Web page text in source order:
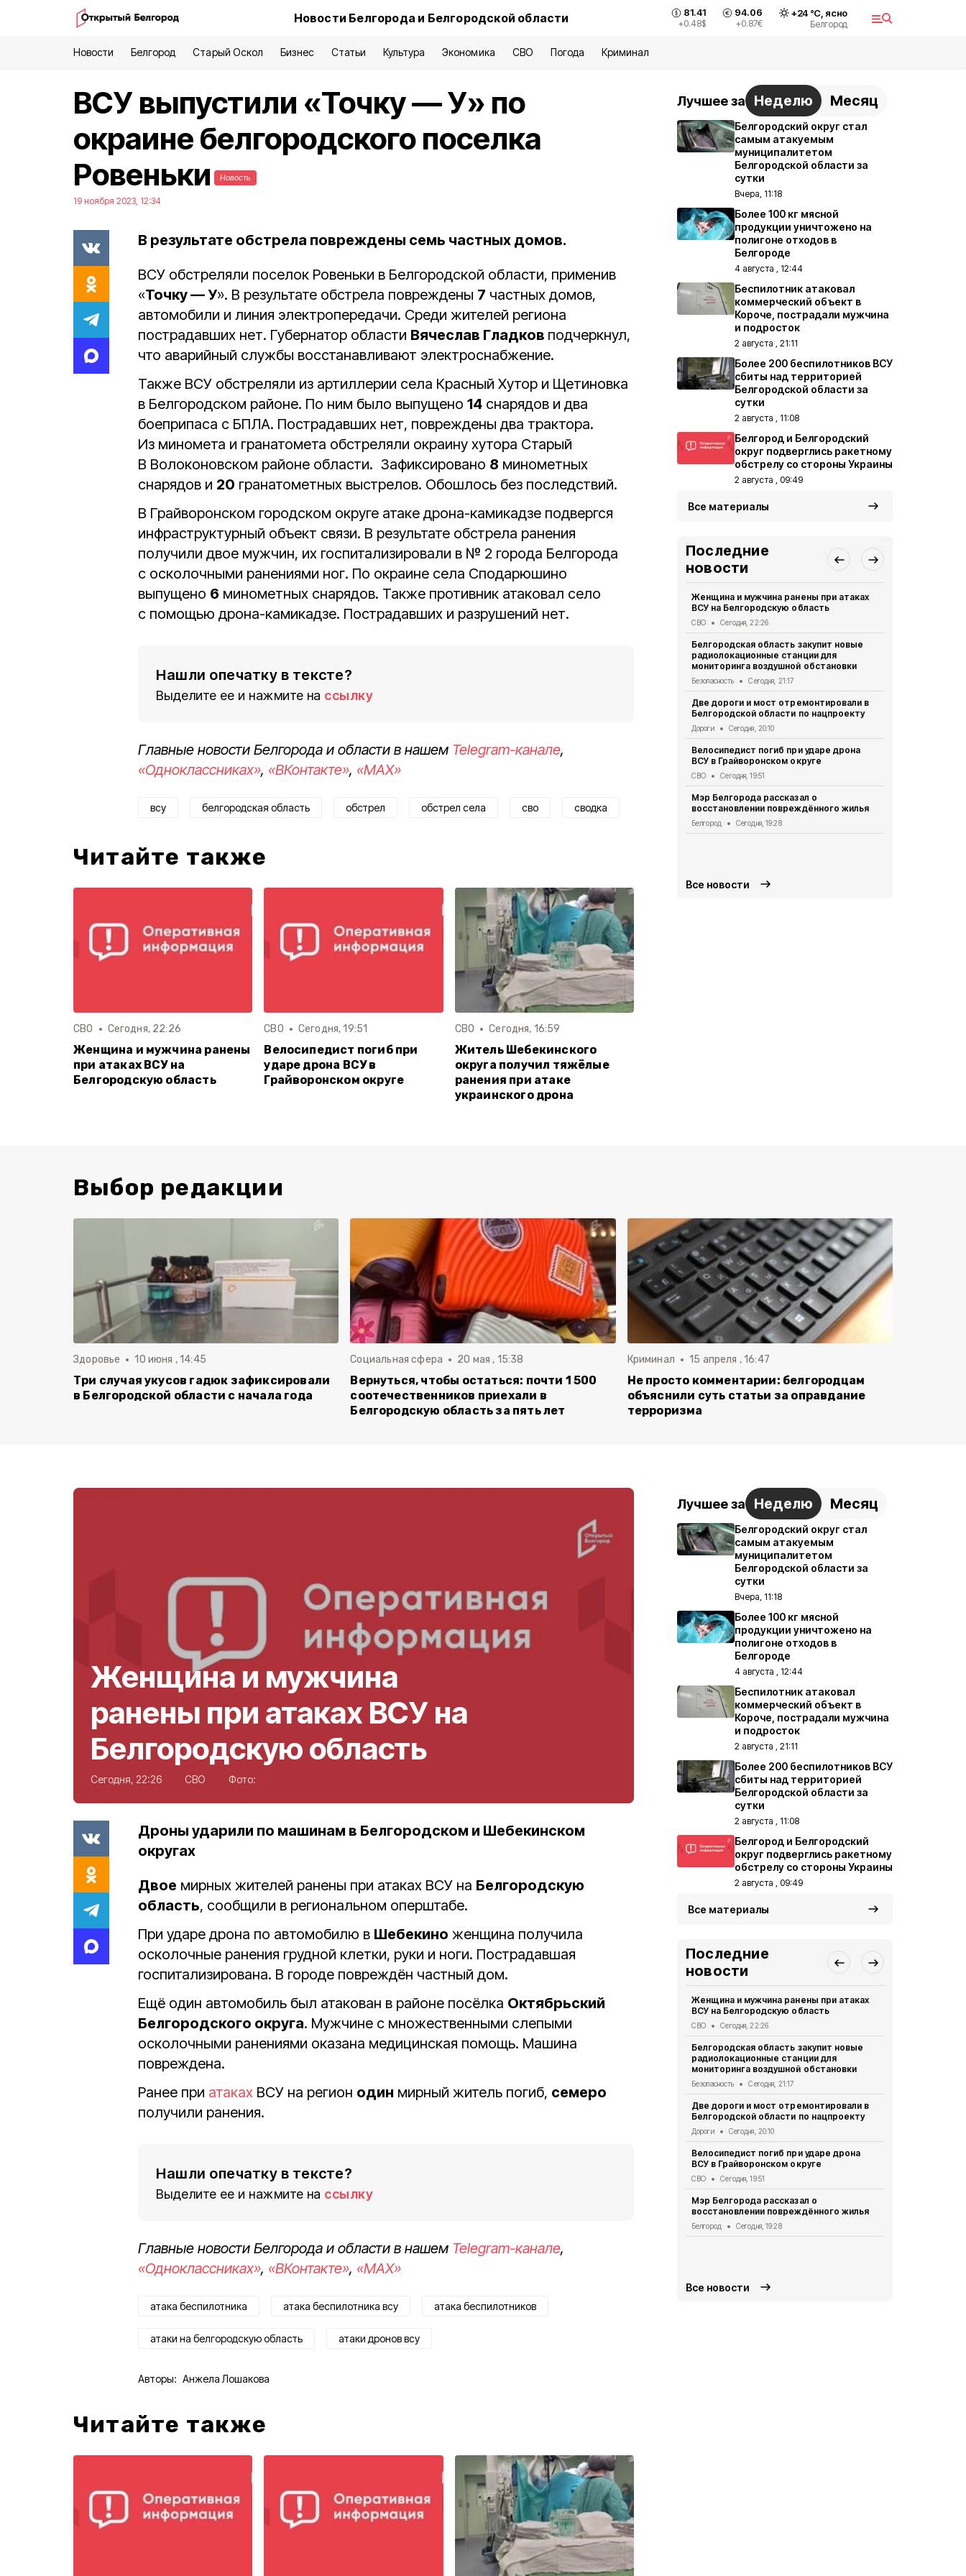
Новости Белгорода и Белгородской области 81.41
+0.48$
94.06
+0.87€
+24°С, ясно
Белгород
Новости Белгород Старый Оскол Бизнес Статьи Культура Экономика СВО Погода Криминал
ВСУ выпустили «Точку — У» по
окраине белгородского поселка
Ровеньки
Новость
19 ноября 2023, 12:34
В результате обстрела повреждены семь частных домов.
ВСУ обстреляли поселок Ровеньки в Белгородской области, применив
«Точку — У». В результате обстрела повреждены 7 частных домов,
автомобили и линия электропередачи. Среди жителей региона
пострадавших нет. Губернатор области Вячеслав Гладков подчеркнул,
что аварийный службы восстанавливают электроснабжение.
Также ВСУ обстреляли из артиллерии села Красный Хутор и Щетиновка
в Белгородском районе. По ним было выпущено 14 снарядов и два
боеприпаса с БПЛА. Пострадавших нет, повреждены два трактора.
Из миномета и гранатомета обстреляли окраину хутора Старый
В Волоконовском районе области. Зафиксировано 8 минометных
снарядов и 20 гранатометных выстрелов. Обошлось без последствий.
В Грайворонском городском округе атаке дрона-камикадзе подвергся
инфраструктурный объект связи. В результате обстрела ранения
получили двое мужчин, их госпитализировали в № 2 города Белгорода
с осколочными ранениями ног. По окраине села Сподарюшино
выпущено 6 минометных снарядов. Также противник атаковал село
с помощью дрона-камикадзе. Пострадавших и разрушений нет.
Нашли опечатку в тексте?
Выделите ее и нажмите на ссылку
Главные новости Белгорода и области в нашем Telegram-канале,
«Одноклассниках», «ВКонтакте», «MAX»
всу белгородская область обстрел обстрел села сво сводка
Читайте также
СВО Сегодня, 22:26
Женщина и мужчина ранены
при атаках ВСУ на
Белгородскую область
СВО Сегодня, 19:51
Велосипедист погиб при
ударе дрона ВСУ в
Грайворонском округе
СВО Сегодня, 16:59
Житель Шебекинского
округа получил тяжёлые
ранения при атаке
украинского дрона
Лучшее за Неделю Месяц
Белгородский округ стал
самым атакуемым
муниципалитетом
Белгородской области за
сутки
Вчера, 11:18
Более 100 кг мясной
продукции уничтожено на
полигоне отходов в
Белгороде
4 августа , 12:44
Беспилотник атаковал
коммерческий объект в
Короче, пострадали мужчина
и подросток
2 августа , 21:11
Более 200 беспилотников ВСУ
сбиты над территорией
Белгородской области за
сутки
2 августа , 11:08
Белгород и Белгородский
округ подверглись ракетному
обстрелу со стороны Украины
2 августа , 09:49
Все материалы
Последние
новости
Женщина и мужчина ранены при атаках
ВСУ на Белгородскую область
СВО Сегодня, 22:26
Белгородская область закупит новые
радиолокационные станции для
мониторинга воздушной обстановки
Безопасность Сегодня, 21:17
Две дороги и мост отремонтировали в
Белгородской области по нацпроекту
Дороги Сегодня, 20:10
Велосипедист погиб при ударе дрона
ВСУ в Грайворонском округе
СВО Сегодня, 19:51
Мэр Белгорода рассказал о
восстановлении повреждённого жилья
Белгород Сегодня, 19:28
Все новости
Выбор редакции
Здоровье 10 июня , 14:45
Три случая укусов гадюк зафиксировали
в Белгородской области с начала года
Социальная сфера 20 мая , 15:38
Вернуться, чтобы остаться: почти 1 500
соотечественников приехали в
Белгородскую область за пять лет
Криминал 15 апреля , 16:47
Не просто комментарии: белгородцам
объяснили суть статьи за оправдание
терроризма
Женщина и мужчина
ранены при атаках ВСУ на
Белгородскую область
Сегодня, 22:26 СВО Фото:
Дроны ударили по машинам в Белгородском и Шебекинском
округах
Двое мирных жителей ранены при атаках ВСУ на Белгородскую
область, сообщили в региональном оперштабе.
При ударе дрона по автомобилю в Шебекино женщина получила
осколочные ранения грудной клетки, руки и ноги. Пострадавшая
госпитализирована. В городе повреждён частный дом.
Ещё один автомобиль был атакован в районе посёлка Октябрьский
Белгородского округа. Мужчине с множественными слепыми
осколочными ранениями оказана медицинская помощь. Машина
повреждена.
Ранее при атаках ВСУ на регион один мирный житель погиб, семеро
получили ранения.
Нашли опечатку в тексте?
Выделите ее и нажмите на ссылку
Главные новости Белгорода и области в нашем Telegram-канале,
«Одноклассниках», «ВКонтакте», «MAX»
атака беспилотника атака беспилотника всу атака беспилотников
атаки на белгородскую область атаки дронов всу
Авторы: Анжела Лошакова
Читайте также
Лучшее за Неделю Месяц
Белгородский округ стал
самым атакуемым
муниципалитетом
Белгородской области за
сутки
Вчера, 11:18
Более 100 кг мясной
продукции уничтожено на
полигоне отходов в
Белгороде
4 августа , 12:44
Беспилотник атаковал
коммерческий объект в
Короче, пострадали мужчина
и подросток
2 августа , 21:11
Более 200 беспилотников ВСУ
сбиты над территорией
Белгородской области за
сутки
2 августа , 11:08
Белгород и Белгородский
округ подверглись ракетному
обстрелу со стороны Украины
2 августа , 09:49
Все материалы
Последние
новости
Женщина и мужчина ранены при атаках
ВСУ на Белгородскую область
СВО Сегодня, 22:26
Белгородская область закупит новые
радиолокационные станции для
мониторинга воздушной обстановки
Безопасность Сегодня, 21:17
Две дороги и мост отремонтировали в
Белгородской области по нацпроекту
Дороги Сегодня, 20:10
Велосипедист погиб при ударе дрона
ВСУ в Грайворонском округе
СВО Сегодня, 19:51
Мэр Белгорода рассказал о
восстановлении повреждённого жилья
Белгород Сегодня, 19:28
Все новости